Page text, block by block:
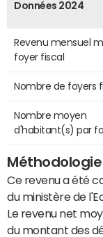
Données 2024
Revenu mensuel
foyer fiscal
Nombre de foyers
Nombre moyen
d'habitant(s) par
Méthodologie
Ce revenu a été
du ministère de
Le revenu net
du montant des